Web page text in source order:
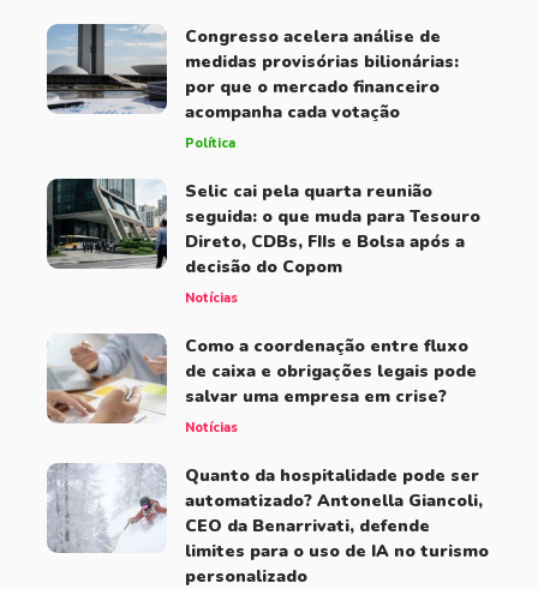
Congresso acelera análise de
medidas provisórias bilionárias:
por que o mercado financeiro
acompanha cada votação
Política
Selic cai pela quarta reunião
seguida: o que muda para Tesouro
Direto, CDBs, FIIs e Bolsa após a
decisão do Copom
Notícias
Como a coordenação entre fluxo
de caixa e obrigações legais pode
salvar uma empresa em crise?
Notícias
Quanto da hospitalidade pode ser
automatizado? Antonella Giancoli,
CEO da Benarrivati, defende
limites para o uso de IA no turismo
personalizado